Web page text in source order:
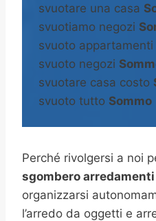
svuotare una casa
svuotiamo negozi
svuoto appartamenti
svuoto negozi
svuotare casa costo
svuoto tutto Sommo
Perché rivolgersi a noi
sgombero arredamenti
organizzarsi
l’arredo da oggetti e